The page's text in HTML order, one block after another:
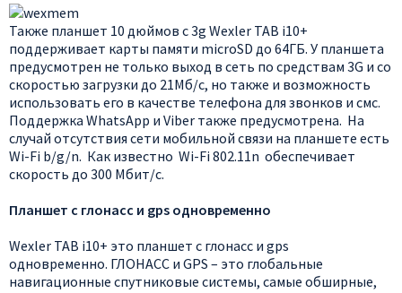
Также планшет 10 дюймов с 3g Wexler TAB i10+
поддерживает карты памяти microSD до 64ГБ. У планшета
предусмотрен не только выход в сеть по средствам 3G и со
скоростью загрузки до 21Мб/с, но также и возможность
использовать его в качестве телефона для звонков и смс.
Поддержка WhatsApp и Viber также предусмотрена. На
случай отсутствия сети мобильной связи на планшете есть
Wi-Fi b/g/n. Как известно Wi-Fi 802.11n обеспечивает
скорость до 300 Мбит/с.
Планшет с глонасс и gps одновременно
Wexler TAB i10+ это планшет с глонасс и gps
одновременно. ГЛОНАСС и GPS – это глобальные
навигационные спутниковые системы, самые обширные,